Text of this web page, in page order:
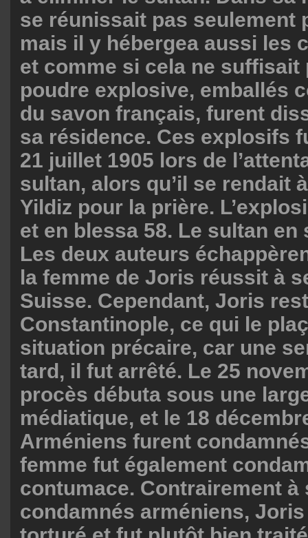
se réunissait pas seulement
mais il y hébergea aussi les
et comme si cela ne suffisait
poudre explosive, emballés
du savon français, furent
sa résidence. Ces explosifs
21 juillet 1905 lors de
sultan, alors qu’il se rendait
Yildiz pour la prière.
et en blessa 58. Le sultan
Les deux auteurs
la femme de Joris réussit à
Suisse. Cependant, Joris
Constantinople, ce qui le
situation précaire, car une
tard, il fut arrêté. Le 25
procès débuta sous une
médiatique, et le 18
Arméniens furent
femme fut également
contumace. Contrairement à
condamnés arméniens,